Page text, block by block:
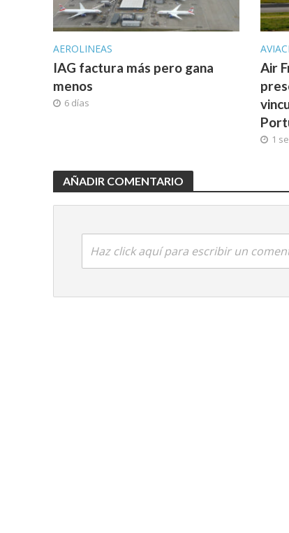
AEROLINEAS
IAG factura más pero gana
menos
6 días
Air
1
AÑADIR COMENTARIO
Haz click aquí para escribir un